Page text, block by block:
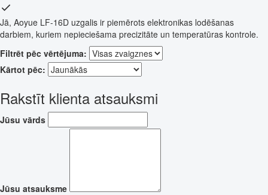
Jā, Aoyue LF-16D uzgalis ir piemērots elektronikas lodēšanas
darbiem, kuriem nepieciešama precizitāte un temperatūras kontrole.
Filtrēt pēc vērtējuma:
Kārtot pēc:
Rakstīt klienta atsauksmi
Jūsu vārds
Jūsu atsauksme